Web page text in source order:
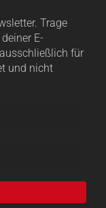
Trage
E-
für
und nicht